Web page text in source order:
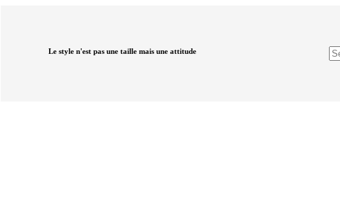
Le style n'est pas une taille mais une attitude